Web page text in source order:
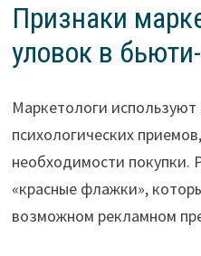
Признаки
уловок в
Маркетологи
психологических
необходимости покупки.
«красные флажки»,
возможном рекламном